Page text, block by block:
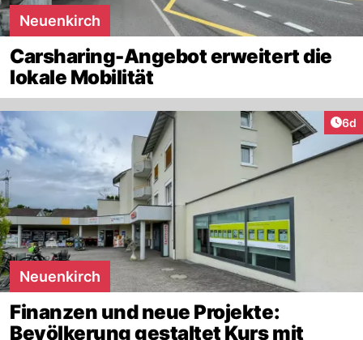
Neuenkirch
Carsharing-Angebot erweitert die
lokale Mobilität
6d
Neuenkirch
Finanzen und neue Projekte:
Bevölkerung gestaltet Kurs mit